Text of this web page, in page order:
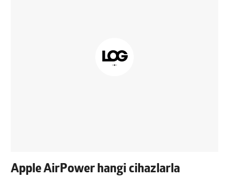
Apple AirPower hangi cihazlarla